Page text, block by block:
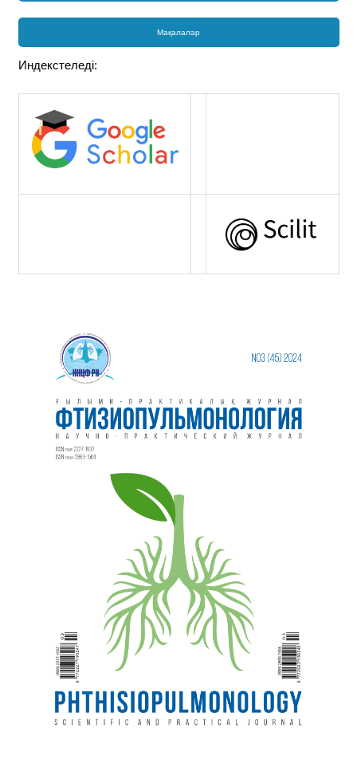
Мақалалар
Индекстеледі: